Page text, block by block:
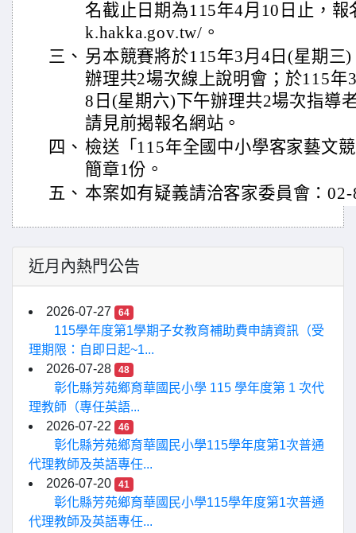
名截止日期為115年4月10日止，
k.hakka.gov.tw/。
三、 另本競賽將於115年3月4日(星期三
辦理共2場次線上說明會；於115年
8日(星期六)下午辦理共2場次指導
請見前揭報名網站。
四、 檢送「115年全國中小學客家藝文
簡章1份。
五、 本案如有疑義請洽客家委員會：
近月內熱門公告
2026-07-27 64
115學年度第1學期子女教育補助費申請資訊（受
理期限：自即日起~1...
2026-07-28
48
彰化縣芳苑鄉育華國民小學 115 學年度第 1 次代
理教師（專任英語...
2026-07-22
46
彰化縣芳苑鄉育華國民小學115學年度第1次普通
代理教師及英語專任...
2026-07-20
41
彰化縣芳苑鄉育華國民小學115學年度第1次普通
代理教師及英語專任...